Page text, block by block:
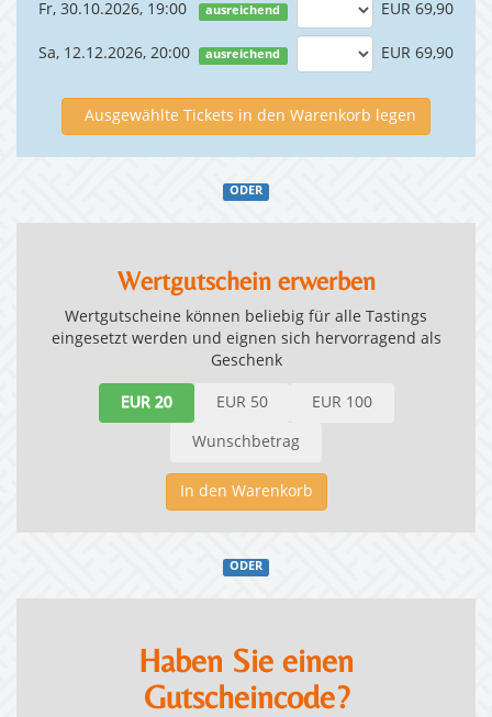
Fr, 30.10.2026, 19:00 ausreichend EUR 69,90
Sa, 12.12.2026, 20:00 ausreichend EUR 69,90
Ausgewählte Tickets in den Warenkorb legen
ODER
Wertgutschein erwerben
Wertgutscheine können beliebig für alle Tastings
eingesetzt werden und eignen sich hervorragend als
Geschenk
EUR 20 EUR 50 EUR 100
Wunschbetrag
In den Warenkorb
ODER
Haben Sie einen
Gutscheincode?